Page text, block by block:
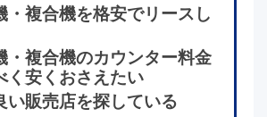
・複合機を格安でリースし
・複合機のカウンター料金
く安くおさえたい
い販売店を探している